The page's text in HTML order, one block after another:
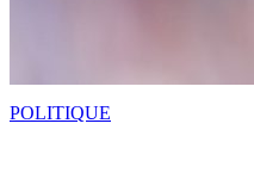
POLITIQUE